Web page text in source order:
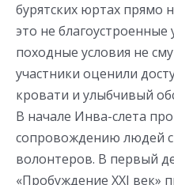
бурятских юртах прямо
это не
походные условия не
участники оценили
кровати и улыбчивый
В начале Инва-слета
сопровождению людей
волонтеров. В первый
«Пробуждение XXI век»